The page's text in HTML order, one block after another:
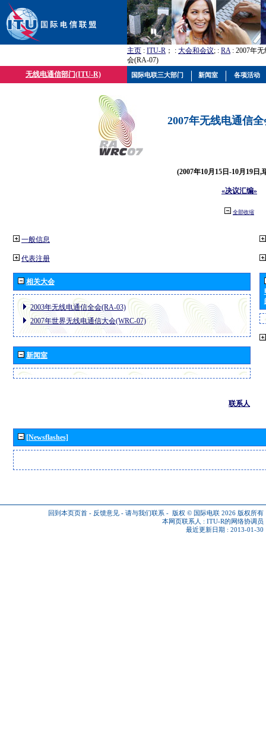
主页 : ITU-R ； : 大会和会议; : RA: 2007年
会(RA-07)
无线电通信部门(ITU-R)
2007年无线电通信
(2007年10月15日-10月19日,
«决议汇编»
全部收缩
一般信息
代表注册
相关大会
2003年无线电通信全会(RA-03)
2007年世界无线电通信大会(WRC-07)
新闻室
联系人
[Newsflashes]
回到本页页首 - 反馈意见 - 请与我们联系 - 版权 © 国际电联 2026 版权所有
本网页联系人 : ITU-R的网络协调员
最近更新日期 : 2013-01-30
国际电联三大部门 新闻室 各项活动